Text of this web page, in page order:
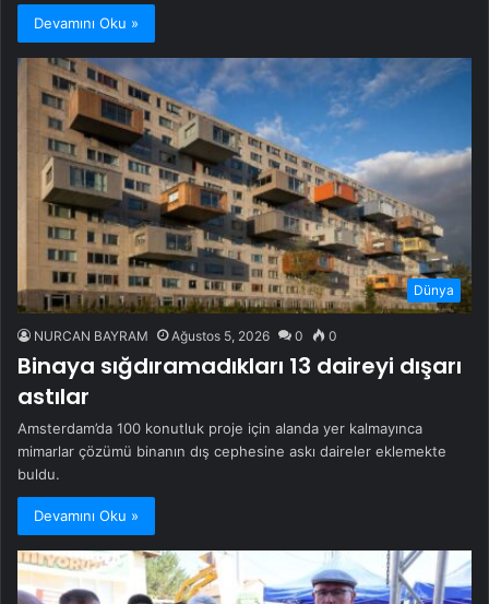
Devamını Oku »
Dünya
NURCAN BAYRAM Ağustos 5, 2026 0 0
Binaya sığdıramadıkları 13 daireyi dışarı
astılar
Amsterdam’da 100 konutluk proje için alanda yer kalmayınca
mimarlar çözümü binanın dış cephesine askı daireler eklemekte
buldu.
Devamını Oku »